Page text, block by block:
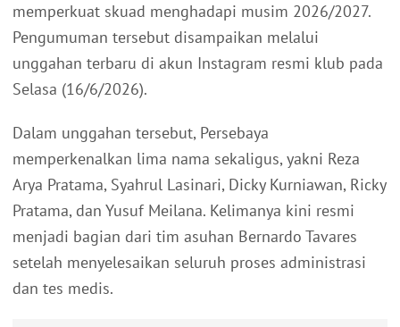
memperkuat skuad menghadapi musim 2026/2027.
Pengumuman tersebut disampaikan melalui
unggahan terbaru di akun Instagram resmi klub pada
Selasa (16/6/2026).
Dalam unggahan tersebut, Persebaya
memperkenalkan lima nama sekaligus, yakni Reza
Arya Pratama, Syahrul Lasinari, Dicky Kurniawan, Ricky
Pratama, dan Yusuf Meilana. Kelimanya kini resmi
menjadi bagian dari tim asuhan Bernardo Tavares
setelah menyelesaikan seluruh proses administrasi
dan tes medis.